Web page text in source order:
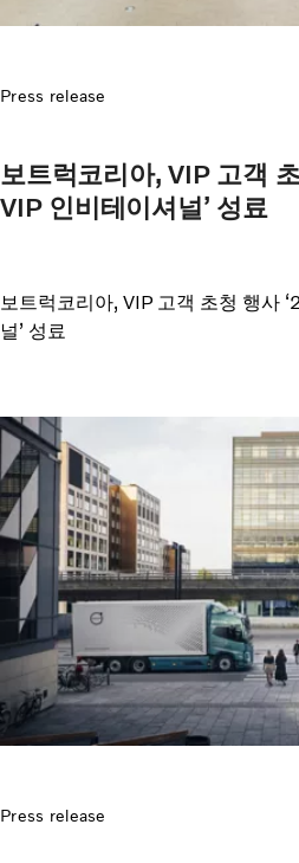
Press release
보트럭코리아, VIP 고객
VIP 인비테이셔널’ 성료
보트럭코리아, VIP 고객 초청 행사
널’ 성료
Press release